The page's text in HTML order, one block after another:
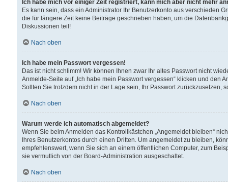
Ich habe mich vor einiger Zeit registriert, kann mich aber nicht mehr
Es kann sein, dass ein Administrator Ihr Benutzerkonto aus verschieden
die für längere Zeit keine Beiträge geschrieben haben, um die
Diskussionen teil!
Nach oben
Ich habe mein Passwort vergessen!
Das ist nicht schlimm! Wir können Ihnen zwar Ihr altes Passwort nicht
Anmelde-Seite auf „Ich habe mein Passwort vergessen“ klicken und
Sollten Sie trotzdem nicht in der Lage sein, Ihr Passwort zurückzusetzen,
Nach oben
Warum werde ich automatisch abgemeldet?
Wenn Sie beim Anmelden das Kontrollkästchen „Angemeldet bleiben“
Ihres Benutzerkontos durch einen Dritten. Um angemeldet zu bleiben,
empfehlenswert, wenn Sie sich an einem öffentlichen Computer, zum
sie vermutlich von der Board-Administration ausgeschaltet.
Nach oben